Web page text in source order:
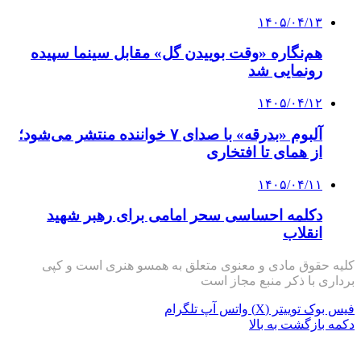
۱۴۰۵/۰۴/۱۳
هم‌نگاره «وقت بوییدن گل» مقابل سینما سپیده
رونمایی شد
۱۴۰۵/۰۴/۱۲
آلبوم «بدرقه» با صدای ۷ خواننده منتشر می‌شود؛
از همای تا افتخاری
۱۴۰۵/۰۴/۱۱
دکلمه‌ احساسی سحر امامی برای رهبر شهید
انقلاب
کلیه حقوق مادی و معنوی متعلق به همسو هنری است و کپی
برداری با ذکر منبع مجاز است
فیس بوک توییتر (X) واتس آپ تلگرام
دکمه بازگشت به بالا